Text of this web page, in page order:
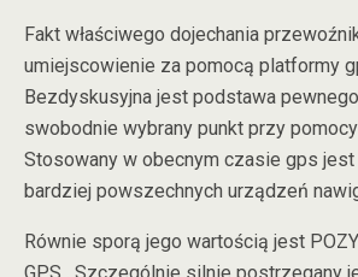
Fakt właściwego dojechania
umiejscowienie za pomocą platformy
Bezdyskusyjna jest podstawa
swobodnie wybrany punkt przy
Stosowany w obecnym czasie gps
bardziej powszechnych urządzeń
Równie sporą jego wartością jest